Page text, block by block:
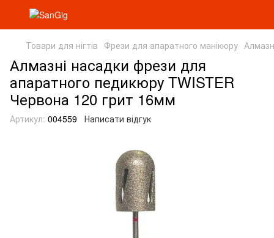
Товари для нігтів Фрези для апаратного манікюру
Алмазні насадки фрези для
апаратного педикюру TWISTER
Червона 120 грит 16мм
Артикул: 004559 Написати відгук